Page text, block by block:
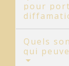
pour
Quels
qui